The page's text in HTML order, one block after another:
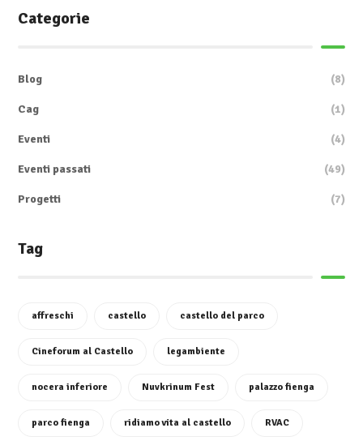
Categorie
Blog (8)
Cag (1)
Eventi (4)
Eventi passati (49)
Progetti (7)
Tag
affreschi castello castello del parco
Cineforum al Castello legambiente
nocera inferiore Nuvkrinum Fest palazzo fienga
parco fienga ridiamo vita al castello RVAC